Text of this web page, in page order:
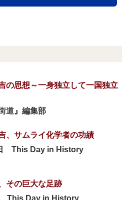
の思想～一身独立して一国独立
道』編集部
、サムライ化学者の功績
This Day in History
その巨大な足跡
This Day in History